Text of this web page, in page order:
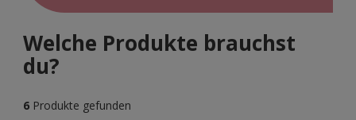
Welche Produkte brauchst
du?
6 Produkte gefunden